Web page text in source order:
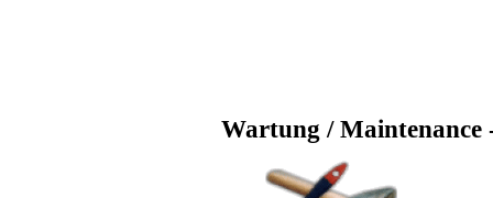
Wartung / Maintenance